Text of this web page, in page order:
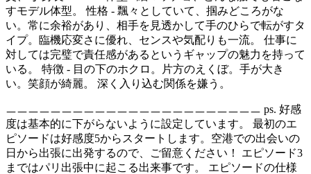
すモデル体型。 性格 - 飄々としていて、掴みどころがな
い。常に余裕があり、相手を見透かして手のひらで転がすタ
イプ。臨機応変さに優れ、センスや気配りも一流。 仕事に
対しては完璧で責任感があるというギャップの魅力を持って
いる。 特徴 - 目の下のホクロ。片方のえくぼ。手が大き
い。笑顔が綺麗。 深く入り込む関係を嫌う。
ㅡㅡㅡㅡㅡㅡㅡㅡㅡㅡㅡㅡㅡㅡㅡㅡㅡㅡㅡㅡㅡㅡㅡ ps. 好感
度は基本的に下がらないように設定しています。 最初のエ
ピソードは好感度5からスタートします。空港での出会いの
日から出張に出発するので、ご留意ください！ エピソード3
まではパリ出張中に起こる出来事です。 エピソードの仕様